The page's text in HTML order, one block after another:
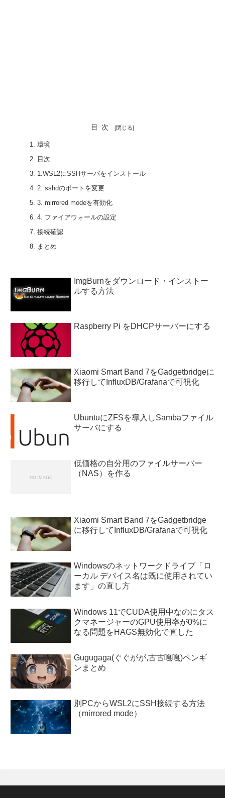
目次
環境
目次
1.WSL2にSSHサーバをインストール
2. sshdのポートを変更
3. mirrored modeを有効化
4. ファイアウォールの設定
接続確認
まとめ
ImgBurnをダウンロード・インストー
ルする方法
Raspberry Pi をDHCPサーバーにする
Xiaomi Smart Band 7をGadgetbridgeに
移行してInfluxDB/Grafanaで可視化
UbuntuにZFSを導入しSambaファイル
サーバにする
低価格の自分用のファイルサーバー
（NAS）を作る
Xiaomi Smart Band 7をGadgetbridge
に移行してInfluxDB/Grafanaで可視化
Windowsのネットワークドライブ「ロ
ーカル デバイス名は既に使用されてい
ます」の直し方
Windows 11でCUDA使用中なのにタス
クマネージャーのGPU使用率が0%に
なる問題をHAGS無効化で直した
Gugugaga(ぐぐがが,古古嘎嘎)ペンギ
ンまとめ
別PCからWSL2にSSH接続する方法
（mirrored mode）